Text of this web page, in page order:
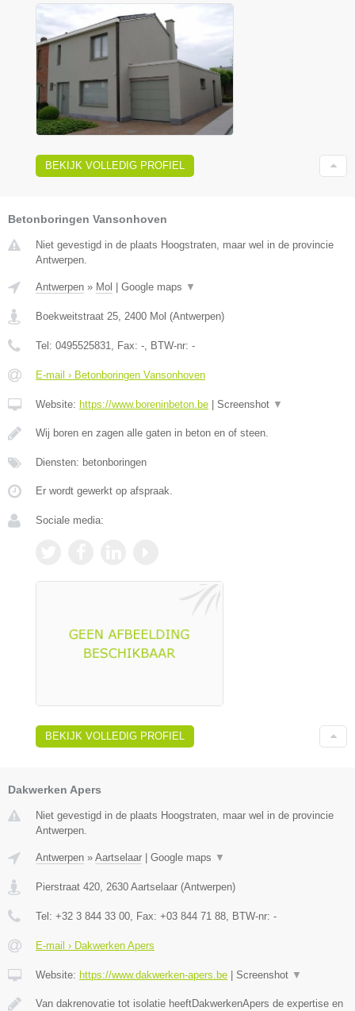
BEKIJK VOLLEDIG PROFIEL
Betonboringen Vansonhoven
Niet gevestigd in de plaats Hoogstraten, maar wel in de provincie
Antwerpen.
Antwerpen » Mol | Google maps ▼
Boekweitstraat 25 2400 Mol (Antwerpen)
Tel: 0495525831 , Fax: - , BTW-nr: -
E-mail › Betonboringen Vansonhoven
Website: https://www.boreninbeton.be | Screenshot ▼
Wij boren en zagen alle gaten in beton en of steen.
Diensten: betonboringen
Er wordt gewerkt op afspraak.
Sociale media:
BEKIJK VOLLEDIG PROFIEL
Dakwerken Apers
Niet gevestigd in de plaats Hoogstraten, maar wel in de provincie
Antwerpen.
Antwerpen » Aartselaar Google maps ▼
Pierstraat 420, 2630 Aartselaar (Antwerpen)
Tel: +32 3 844 33 00, Fax: +03 844 71 88, BTW-nr: -
E-mail › Dakwerken Apers
Website: https://www.dakwerken-apers.be Screenshot ▼
Van dakrenovatie tot isolatie heeftDakwerkenApers de expertise en